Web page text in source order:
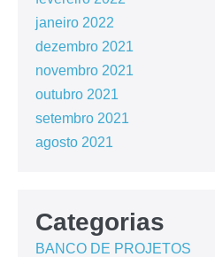
janeiro 2022
dezembro 2021
novembro 2021
outubro 2021
setembro 2021
agosto 2021
Categorias
BANCO DE PROJETOS